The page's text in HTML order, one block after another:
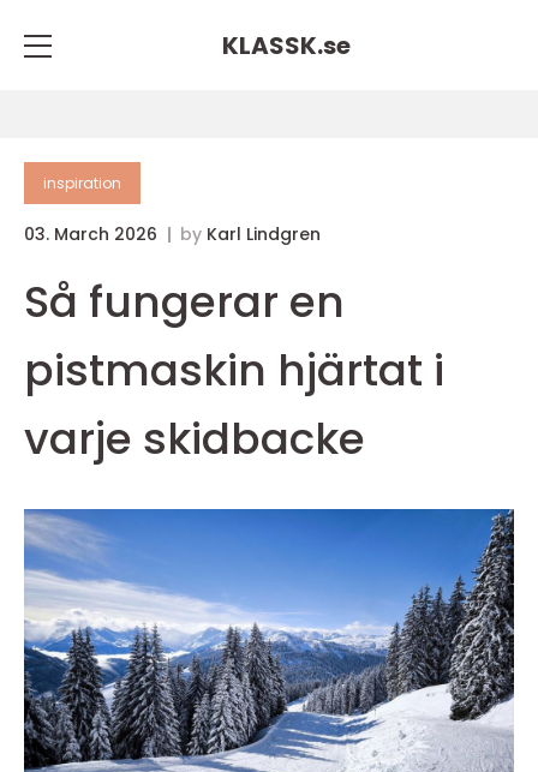
KLASSK.se
inspiration
03. March 2026 by Karl Lindgren
Så fungerar en
pistmaskin hjärtat i
varje skidbacke